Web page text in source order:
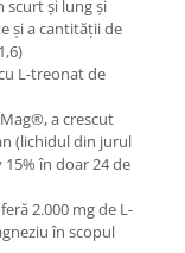
scurt și lung și
și a cantității de
L-treonat de
a crescut
(lichidul din jurul
în doar 24 de
2.000 mg de L-
în scopul